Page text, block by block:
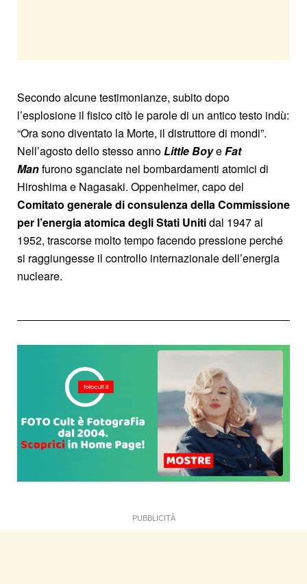
Secondo alcune testimonianze, subito dopo
l’esplosione il fisico citò le parole di un antico testo indù:
“Ora sono diventato la Morte, il distruttore di mondi”.
Nell’agosto dello stesso annoLittle BoyeFat
Manfurono sganciate nei bombardamenti atomici di
Hiroshima e Nagasaki. Oppenheimer, capo del
Comitato generale di consulenza della Commissione
per l’energia atomica degli Stati Unitidal 1947 al
1952, trascorse molto tempo facendo pressione perché
si raggiungesse il controllo internazionale dell’energia
nucleare.
PUBBLICITÀ